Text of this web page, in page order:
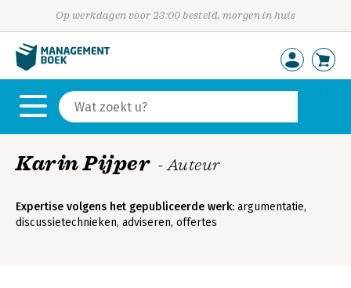
Op werkdagen voor 23:00 besteld, morgen in huis
Karin Pijper - Auteur
Expertise volgens het gepubliceerde werk: argumentatie,
discussietechnieken, adviseren, offertes